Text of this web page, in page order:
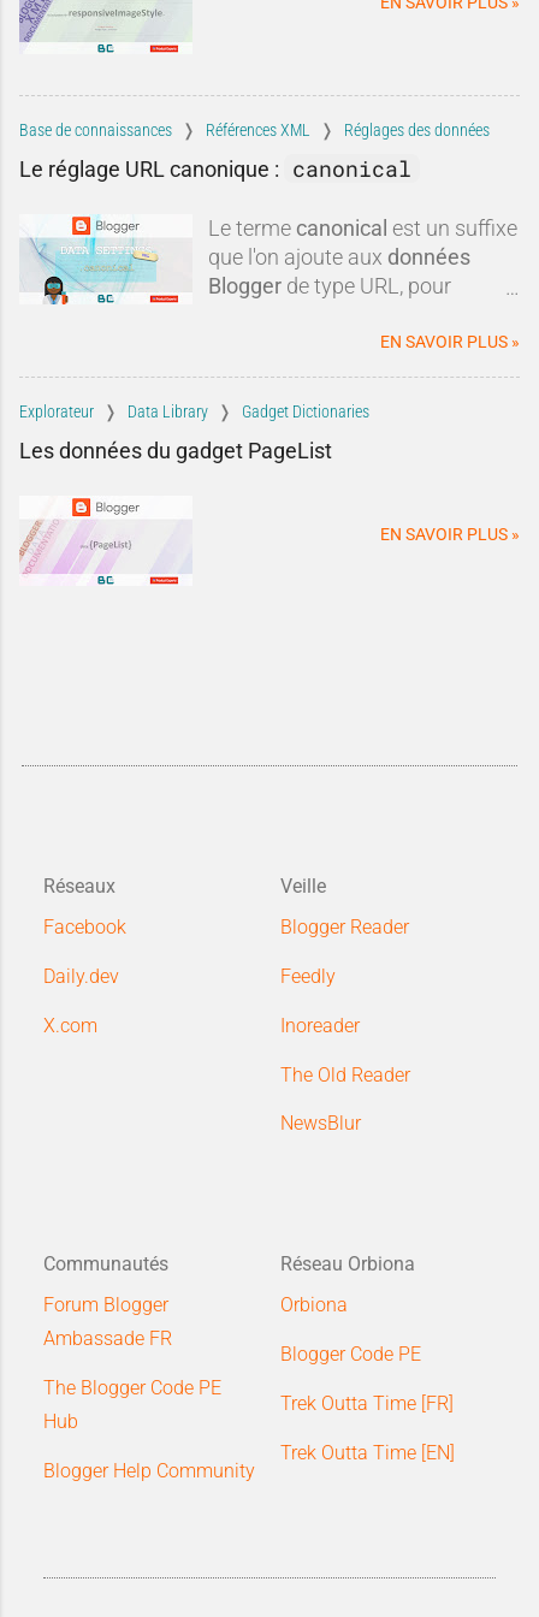
comparaisons discutables et
dans leur contexte.Blogger est-il
réellement mort ? Est-il
techniquement dépassé ? Faut-il
systématiquement lui préférer
une autre plateforme ?Dans
cette tribune, nous allons
examiner les critiques les plus
fréquen
Base de connaissances Références XML Réglages des données
Le réglage URL canonique : canonical
Le terme canonical est un suffixe
que l'on ajoute aux données
Blogger de type URL, pour
EN SAVOIR PLUS »
Explorateur Data Library Gadget Dictionaries
Les données du gadget PageList
EN SAVOIR PLUS »
Réseaux
Facebook
Daily.dev
X.com
Veille
Blogger Reader
Feedly
Inoreader
The Old Reader
NewsBlur
Communautés
Forum Blogger
Ambassade FR
The Blogger Code PE
Hub
Blogger Help Community
Réseau Orbiona
Orbiona
Blogger Code PE
Trek Outta Time [FR]
Trek Outta Time [EN]